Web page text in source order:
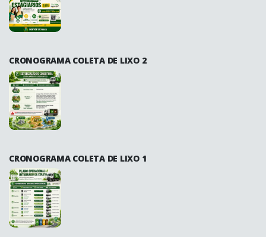
CRONOGRAMA COLETA DE LIXO 2
CRONOGRAMA COLETA DE LIXO 1